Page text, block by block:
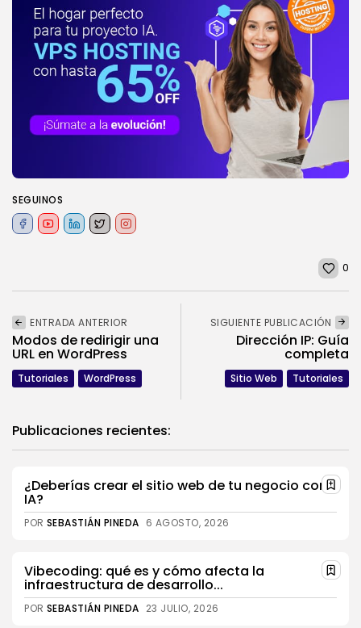
SEGUINOS
0
ENTRADA ANTERIOR
Modos de redirigir una
URL en WordPress
Tutoriales WordPress
SIGUIENTE PUBLICACIÓN
Dirección IP: Guía
completa
Sitio Web Tutoriales
Publicaciones recientes:
¿Deberías crear el sitio web de tu negocio con
IA?
POR SEBASTIÁN PINEDA 6 AGOSTO, 2026
Vibecoding: qué es y cómo afecta la
infraestructura de desarrollo...
POR SEBASTIÁN PINEDA 23 JULIO, 2026